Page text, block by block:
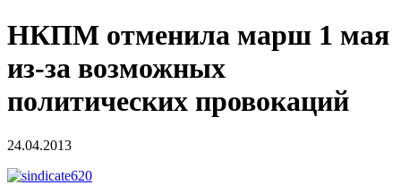
НКПМ отменила марш 1 мая
из-за возможных
политических провокаций
24.04.2013